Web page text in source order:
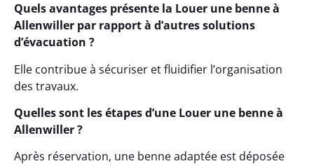
Quels avantages présente la Louer une benne à
Allenwiller par rapport à d’autres solutions
d’évacuation ?
Elle contribue à sécuriser et fluidifier l’organisation
des travaux.
Quelles sont les étapes d’une Louer une benne à
Allenwiller ?
Après réservation, une benne adaptée est déposée